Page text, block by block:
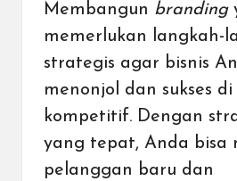
Membangun branding
memerlukan langkah-
strategis agar bisnis
menonjol dan sukses
kompetitif. Dengan
yang tepat, Anda bisa
pelanggan baru dan